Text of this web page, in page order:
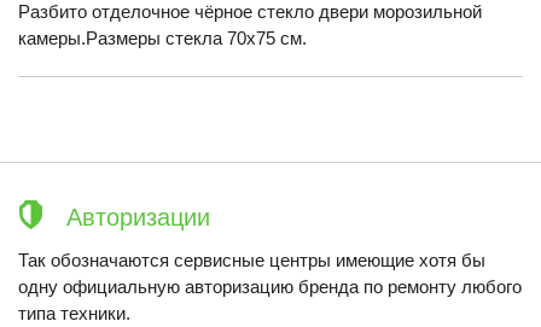
Разбито отделочное чёрное стекло двери морозильной
камеры.Размеры стекла 70х75 см.
Авторизации
Так обозначаются сервисные центры имеющие хотя бы
одну официальную авторизацию бренда по ремонту любого
типа техники.